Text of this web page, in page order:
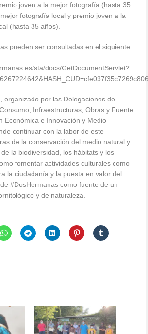
joven a la mejor fotografía (hasta 35
fotografía local y premio joven a la
(hasta 35 años).
pueden ser consultadas en el siguiente
sta/docs/GetDocumentServlet?
organizado por las Delegaciones de
Infraestructuras, Obras y Fuente
Económica e Innovación y Medio
continuar con la labor de este
de la conservación del medio natural y
la biodiversidad, los hábitats y los
fomentar actividades culturales como
la ciudadanía y la puesta en valor del
#DosHermanas como fuente de un
y de naturaleza.